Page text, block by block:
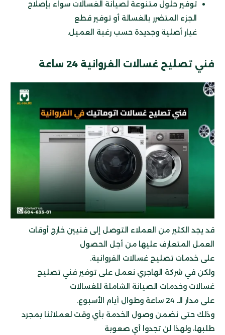
توفير حلول متنوعة لصيانة الغسالات سواء بإصلاح
الجزء المتضرر بالغسالة أو توفير قطع
غيار أصلية وجديدة حسب رغبة العميل.
فني تصليح غسالات الفروانية 24 ساعة
قد يجد الكثير من العملاء التوصل إلى فنيين خارج أوقات
العمل المتعارف عليها من أجل الحصول
على خدمات تصليح غسالات الفروانية.
ولكن في شركة الهاجري نعمل على توفير فني تصليح
غسالات وخدمات الصيانة الشاملة للغسالات
على مدار الـ 24 ساعة وطوال أيام الأسبوع.
وذلك حتى نضمن وصول الخدمة بأي وقت لعملائنا بمجرد
طلبها، ولهذا لن تجدوا أي صعوبة